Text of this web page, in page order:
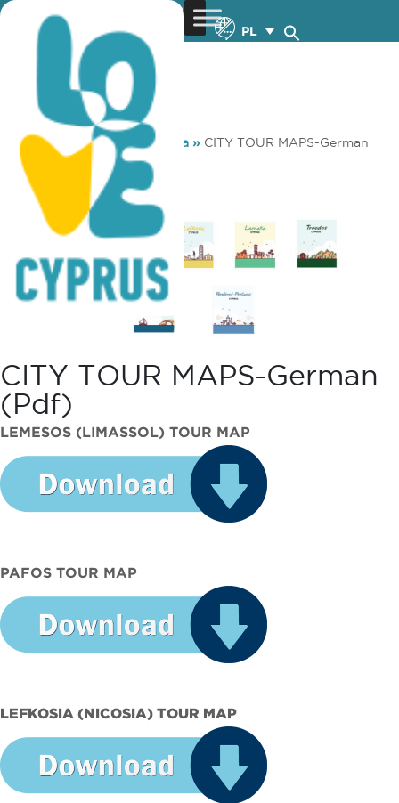
PL
You are here: Home »Media » CITY TOUR MAPS-German
(pdf)
CITY TOUR MAPS-German
(pdf)
LEMESOS (LIMASSOL) TOUR MAP
PAFOS TOUR MAP
LEFKOSIA (NICOSIA) TOUR MAP